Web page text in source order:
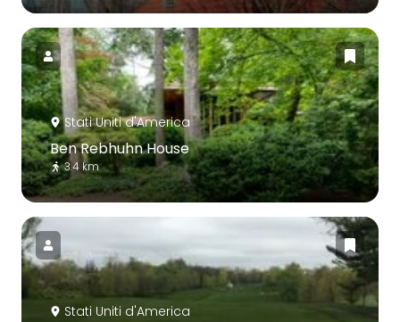
Stati Uniti d'America
Ben Rebhuhn House
3.4 km
Stati Uniti d'America